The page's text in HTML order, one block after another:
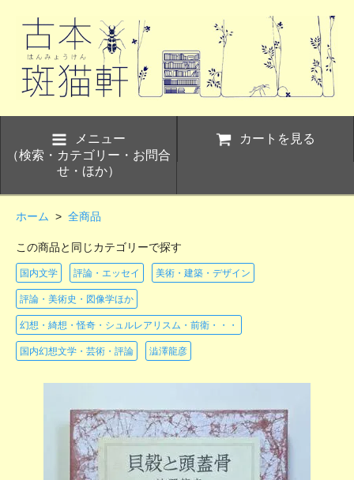
メニュー
（検索・カテゴリー・お問合
せ・ほか）
カートを見る
ホーム > 全商品
この商品と同じカテゴリーで探す
国内文学 評論・エッセイ 美術・建築・デザイン
評論・美術史・図像学ほか
幻想・綺想・怪奇・シュルレアリスム・前衛・・・
国内幻想文学・芸術・評論 澁澤龍彦